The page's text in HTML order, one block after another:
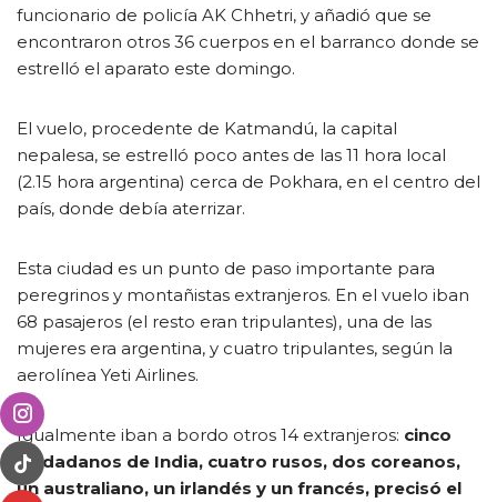
funcionario de policía AK Chhetri, y añadió que se
encontraron otros 36 cuerpos en el barranco donde se
estrelló el aparato este domingo.
El vuelo, procedente de Katmandú, la capital
nepalesa, se estrelló poco antes de las 11 hora local
(2.15 hora argentina) cerca de Pokhara, en el centro del
país, donde debía aterrizar.
Esta ciudad es un punto de paso importante para
peregrinos y montañistas extranjeros. En el vuelo iban
68 pasajeros (el resto eran tripulantes), una de las
mujeres era argentina, y cuatro tripulantes, según la
aerolínea Yeti Airlines.
Igualmente iban a bordo otros 14 extranjeros: cinco
ciudadanos de India, cuatro rusos, dos coreanos,
un australiano, un irlandés y un francés, precisó el